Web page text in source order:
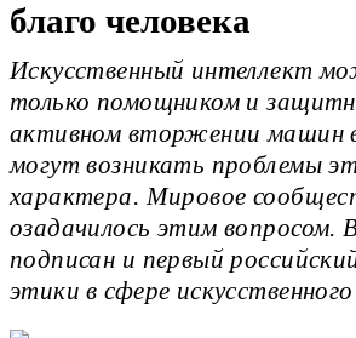
благо человека
Искусственный интеллект
только помощником и
активном вторжении машин
могут возникать проблемы
характера. Мировое
озадачилось этим вопросом.
подписан и первый
этики в сфере